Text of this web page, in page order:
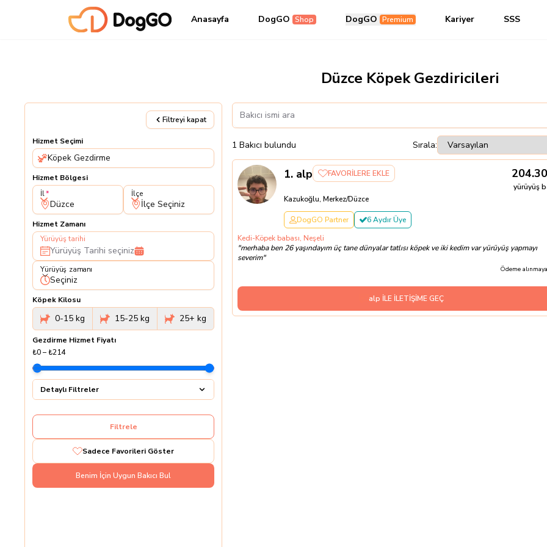
Anasayfa DogGO Shop DogGO Premium Kariyer SSS
Düzce Köpek Gezdiricileri
Filtreyi kapat
Hizmet Seçimi
Köpek Gezdirme
Hizmet Bölgesi
İl İl
Düzce
İlçeİlçe
İlçe Seçiniz
Hizmet Zamanı
Yürüyüş tarihi
Yürüyüş Tarihi seçiniz
Yürüyüş zamanı
Yürüyüş zamanı
Seçiniz
Köpek Kilosu
0-15 kg 15-25 kg 25+ kg
Gezdirme Hizmet Fiyatı
₺0–₺214
Detaylı Filtreler
Filtrele
Sadece Favorileri Göster
Benim İçin Uygun Bakıcı Bul
1 Bakıcı bulundu Sırala:
1. alp FAVORİLERE EKLE
yürüyüş
Kazukoğlu, Merkez/Düzce
DogGO Partner
6 Aydır Üye
Kedi-Köpek babası, Neşeli
"merhaba ben 26 yaşındayım üç tane dünyalar tatlısı köpek ve iki kedim var yürüyüş yapmayı
severim"
Ödeme
alp İLE İLETİŞİME GEÇ